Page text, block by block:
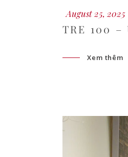
August 25, 2025
TRE 100 –
Xem thêm